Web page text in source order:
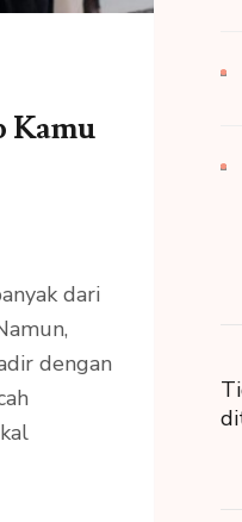
Kamu
dari
dengan